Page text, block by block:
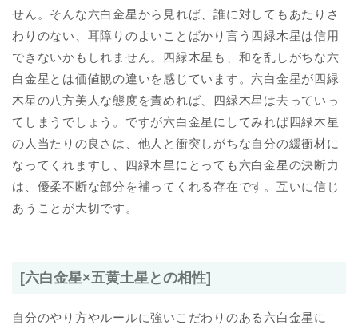
せん。そんな六白金星から見れば、誰に対してもあたりさ
わりのない、耳障りのよいことばかり言う四緑木星は信用
できないかもしれません。四緑木星も、和を乱しがちな六
白金星とは価値観の違いを感じています。六白金星が四緑
木星の八方美人な態度を責めれば、四緑木星は去っていっ
てしまうでしょう。ですが六白金星にしてみれば四緑木星
の人当たりの良さは、他人と衝突しがちな自分の緩衝材に
なってくれますし、四緑木星にとっても六白金星の決断力
は、優柔不断な部分を補ってくれる存在です。互いに信じ
あうことが大切です。
[六白金星×五黄土星との相性]
自分のやり方やルールに強いこだわりのある六白金星に